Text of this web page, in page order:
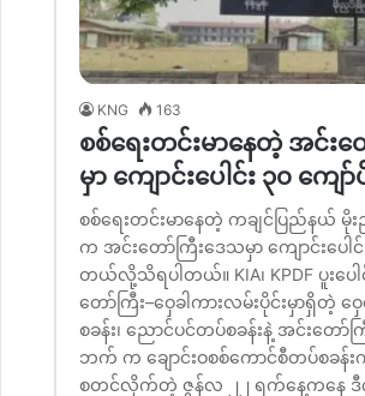
KNG 163
စစ်ရေးတင်းမာနေတဲ့ အင်း
မှာ ကျောင်းပေါင်း ၃၀ ကျ
စစ်ရေးတင်းမာနေတဲ့ ကချင်ပြည်နယ် မို
က အင်းတော်ကြီးဒေသမှာ ကျောင်းပေါ
တယ်လို့သိရပါတယ်။ KIA၊ KPDF ပူးပ
တော်ကြီး–ဝှေခါကားလမ်းပိုင်းမှာရှိတဲ့
စခန်း၊ ညောင်ပင်တပ်စခန်းနဲ့ အင်းတော်
ဘက် က ချောင်းဝစစ်ကောင်စီတပ်စခန်
စတင်လိုက်တဲ့ ဇွန်လ ၂၂ ရက်နေ့ကနေ ဒီ